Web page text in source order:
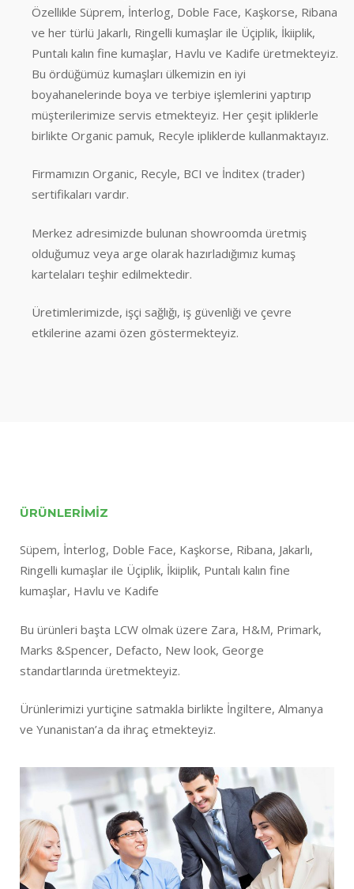
Özellikle Süprem, İnterlog, Doble Face, Kaşkorse, Ribana
ve her türlü Jakarlı, Ringelli kumaşlar ile Üçiplik, İkiiplik,
Puntalı kalın fine kumaşlar, Havlu ve Kadife üretmekteyiz.
Bu ördüğümüz kumaşları ülkemizin en iyi
boyahanelerinde boya ve terbiye işlemlerini yaptırıp
müşterilerimize servis etmekteyiz. Her çeşit ipliklerle
birlikte Organic pamuk, Recyle ipliklerde kullanmaktayız.
Firmamızın Organic, Recyle, BCI ve İnditex (trader)
sertifikaları vardır.
Merkez adresimizde bulunan showroomda üretmiş
olduğumuz veya arge olarak hazırladığımız kumaş
kartelaları teşhir edilmektedir.
Üretimlerimizde, işçi sağlığı, iş güvenliği ve çevre
etkilerine azami özen göstermekteyiz.
ÜRÜNLERİMİZ
Süpem, İnterlog, Doble Face, Kaşkorse, Ribana, Jakarlı,
Ringelli kumaşlar ile Üçiplik, İkiiplik, Puntalı kalın fine
kumaşlar, Havlu ve Kadife
Bu ürünleri başta LCW olmak üzere Zara, H&M, Primark,
Marks &Spencer, Defacto, New look, George
standartlarında üretmekteyiz.
Ürünlerimizi yurtiçine satmakla birlikte İngiltere, Almanya
ve Yunanistan’a da ihraç etmekteyiz.